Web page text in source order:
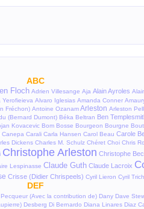
ABC
Floch Adrien Villesange Aja Alain Ayroles
Yerofieieva Alvaro Iglesias Amanda Conner
Fréchon) Antoine OzanamArleston Arleston
(Bernard Dumont) Béka Beltran Ben
Kovacevic Bom Bosse Bourgeon Bourgne
Canepa Carali Carla Hansen Carol Beau Carole
Dickens Charles M. Schulz Chéret Choi Chris
Christophe Arleston Christophe Bec
Lespinasse Claude Guth Claude Lacroix
Crisse (Didier Chrispeels) Cyril Lieron Cyril
DEF
Pecqueur (Avec la contribution de) Dany Dave
Desberg Di Bernardo Diana Linares Diaz